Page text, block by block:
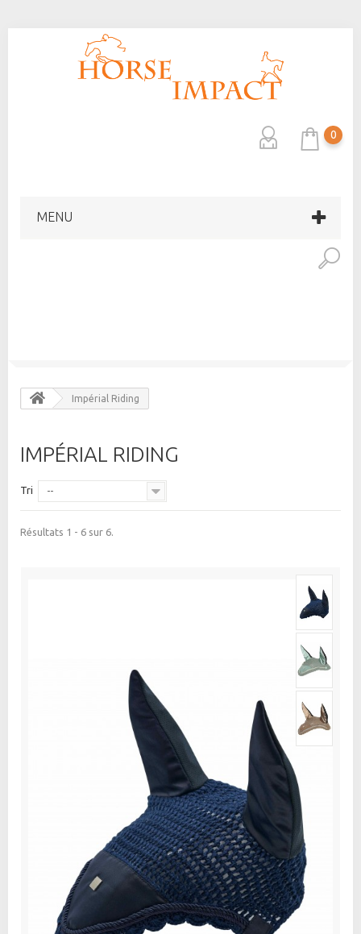
0
MENU
Impérial Riding
IMPÉRIAL RIDING
Tri --
Résultats 1 - 6 sur 6.